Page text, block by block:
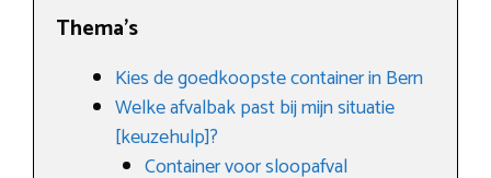
Thema’s
Kies de goedkoopste container in Bern
Welke afvalbak past bij mijn situatie
[keuzehulp]?
Container voor sloopafval